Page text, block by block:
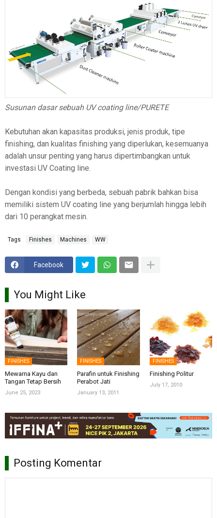
Susunan dasar sebuah UV coating line/PURETE
Kebutuhan akan kapasitas produksi, jenis produk, tipe
finishing, dan kualitas finishing yang diperlukan, kesemuanya
adalah unsur penting yang harus dipertimbangkan untuk
investasi UV Coating line.
Dengan kondisi yang berbeda, sebuah pabrik bahkan bisa
memiliki sistem UV coating line yang berjumlah hingga lebih
dari 10 perangkat mesin.
Tags Finishes Machines WW
Facebook
You Might Like
FINISHES
Mewarna Kayu dan
Tangan Tetap Bersih
June 25, 2023
FINISHES
Parafin untuk Finishing
Perabot Jati
January 13, 2011
FINISHES
Finishing Politur
July 17, 2010
Posting Komentar